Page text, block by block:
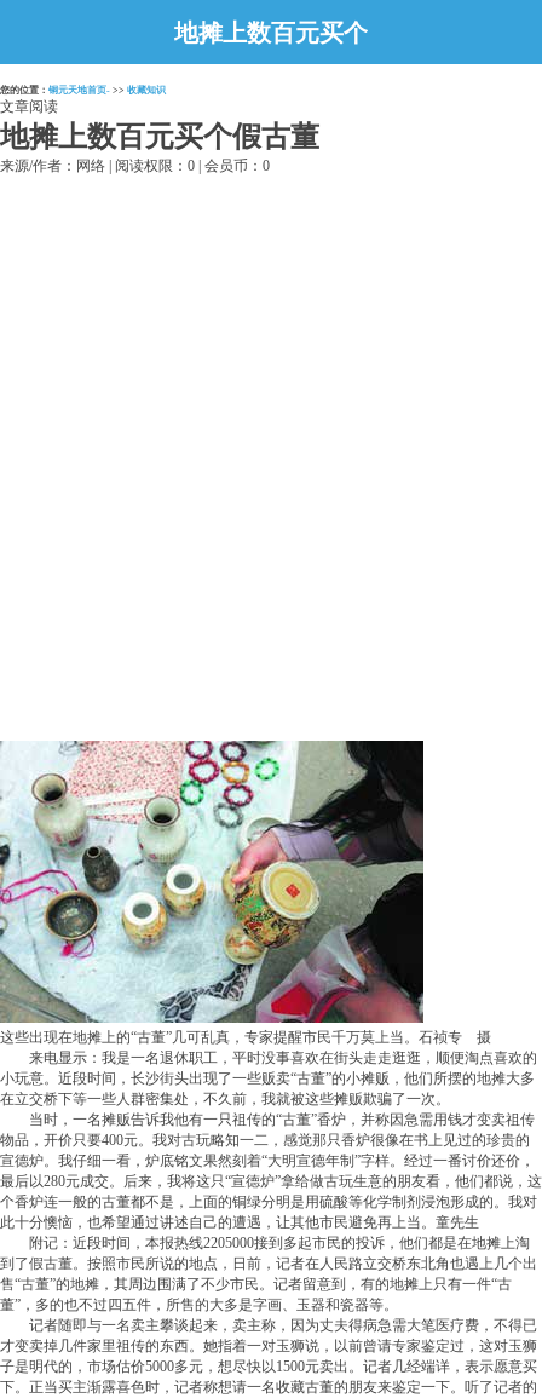
地摊上数百元买个
假古董
您的位置： 铜元天地首页- >> 收藏知识
文章阅读
地摊上数百元买个假古董
来源/作者：网络 | 阅读权限：0 | 会员币：0
这些出现在地摊上的“古董”几可乱真，专家提醒市民千万莫上当。石祯专 摄
来电显示：我是一名退休职工，平时没事喜欢在街头走走逛逛，顺便淘点喜欢的
小玩意。近段时间，长沙街头出现了一些贩卖“古董”的小摊贩，他们所摆的地摊大多
在立交桥下等一些人群密集处，不久前，我就被这些摊贩欺骗了一次。
当时，一名摊贩告诉我他有一只祖传的“古董”香炉，并称因急需用钱才变卖祖传
物品，开价只要400元。我对古玩略知一二，感觉那只香炉很像在书上见过的珍贵的
宣德炉。我仔细一看，炉底铭文果然刻着“大明宣德年制”字样。经过一番讨价还价，
最后以280元成交。后来，我将这只“宣德炉”拿给做古玩生意的朋友看，他们都说，这
个香炉连一般的古董都不是，上面的铜绿分明是用硫酸等化学制剂浸泡形成的。我对
此十分懊恼，也希望通过讲述自己的遭遇，让其他市民避免再上当。童先生
附记：近段时间，本报热线2205000接到多起市民的投诉，他们都是在地摊上淘
到了假古董。按照市民所说的地点，日前，记者在人民路立交桥东北角也遇上几个出
售“古董”的地摊，其周边围满了不少市民。记者留意到，有的地摊上只有一件“古
董”，多的也不过四五件，所售的大多是字画、玉器和瓷器等。
记者随即与一名卖主攀谈起来，卖主称，因为丈夫得病急需大笔医疗费，不得已
才变卖掉几件家里祖传的东西。她指着一对玉狮说，以前曾请专家鉴定过，这对玉狮
子是明代的，市场估价5000多元，想尽快以1500元卖出。记者几经端详，表示愿意买
下。正当买主渐露喜色时，记者称想请一名收藏古董的朋友来鉴定一下。听了记者的